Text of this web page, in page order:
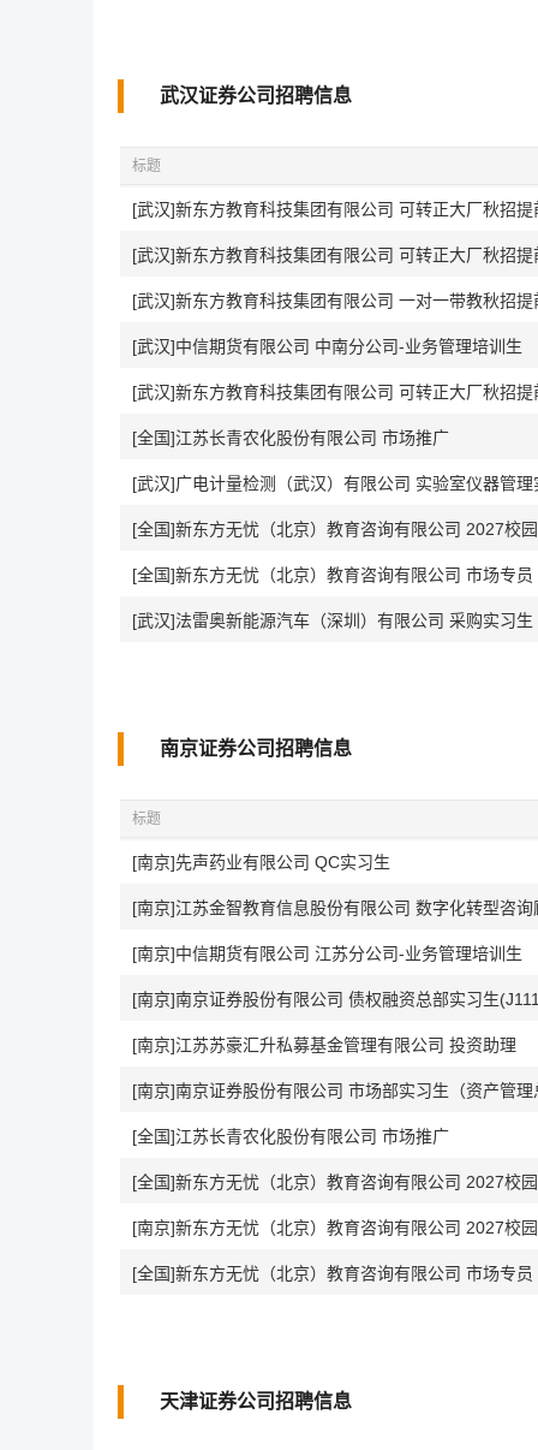
武汉证券公司招聘信息
标题
[武汉]新东方教育科技集团有限公司 可转正大厂秋招
[武汉]新东方教育科技集团有限公司 可转正大厂秋招
[武汉]新东方教育科技集团有限公司 一对一带教秋招
[武汉]中信期货有限公司 中南分公司-业务管理培训生
[武汉]新东方教育科技集团有限公司 可转正大厂秋招
[全国]江苏长青农化股份有限公司 市场推广
[武汉]广电计量检测（武汉）有限公司 实验室仪器管理
[全国]新东方无忧（北京）教育咨询有限公司 2027校
[全国]新东方无忧（北京）教育咨询有限公司 市场专员
[武汉]法雷奥新能源汽车（深圳）有限公司 采购实习生
南京证券公司招聘信息
标题
[南京]先声药业有限公司 QC实习生
[南京]江苏金智教育信息股份有限公司 数字化转型咨询
[南京]中信期货有限公司 江苏分公司-业务管理培训生
[南京]南京证券股份有限公司 债权融资总部实习生
[南京]江苏苏豪汇升私募基金管理有限公司 投资助理
[南京]南京证券股份有限公司 市场部实习生（资产管
[全国]江苏长青农化股份有限公司 市场推广
[全国]新东方无忧（北京）教育咨询有限公司 2027校
[南京]新东方无忧（北京）教育咨询有限公司 2027校
[全国]新东方无忧（北京）教育咨询有限公司 市场专员
天津证券公司招聘信息